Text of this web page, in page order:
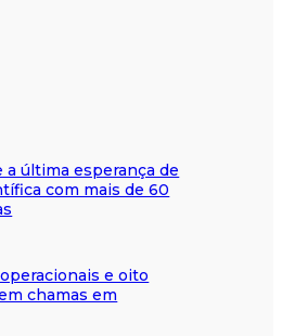
última esperança de
com mais de 60
e oito
chamas em